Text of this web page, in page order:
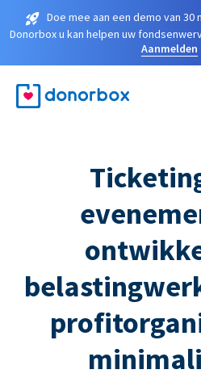
Doe mee aan een demo van 30
Donorbox u kan helpen uw
Aanmelden